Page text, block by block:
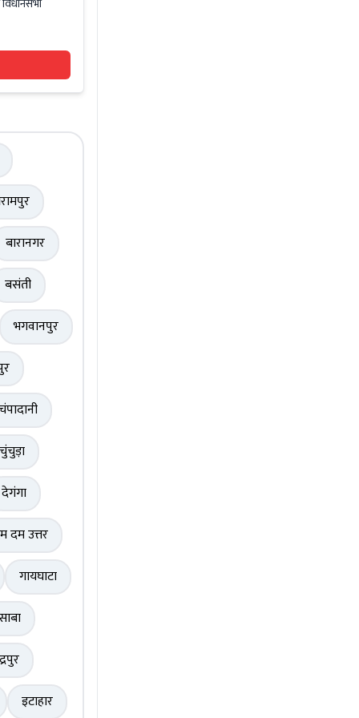
बारानगर
बसंती
भगवानपुर
चुंचुड़ा
देगंगा
दम उत्तर
गायघाटा
इटाहार